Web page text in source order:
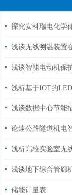
探究安科瑞电化学
浅谈无线测温装置
浅谈数据中心节能
浅谈地下综合管廊
储能计量表